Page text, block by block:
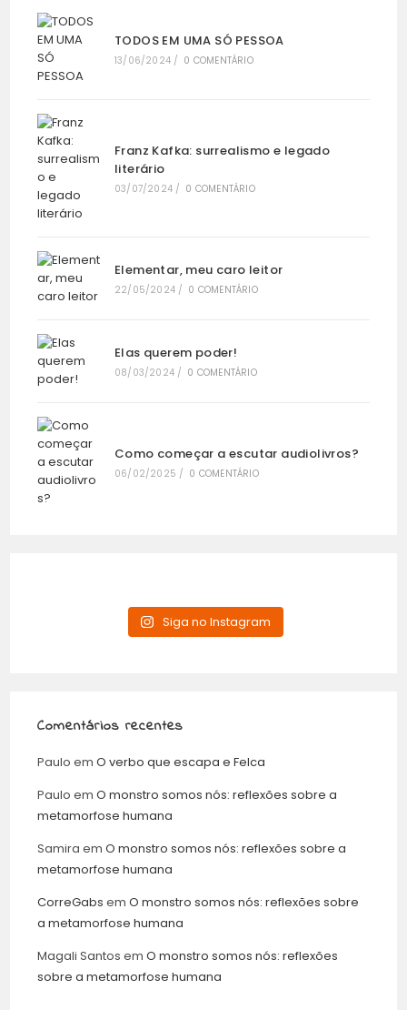
TODOS EM UMA SÓ PESSOA
13/06/2024 / 0 COMENTÁRIO
Franz Kafka: surrealismo e legado
literário
03/07/2024 / 0 COMENTÁRIO
Elementar, meu caro leitor
22/05/2024 / 0 COMENTÁRIO
Elas querem poder!
08/03/2024 / 0 COMENTÁRIO
Como começar a escutar audiolivros?
06/02/2025 / 0 COMENTÁRIO
Siga no Instagram
Comentários recentes
Paulo emO verbo que escapa e Felca
Paulo emO monstro somos nós: reflexões sobre a
metamorfose humana
Samira emO monstro somos nós: reflexões sobre a
metamorfose humana
CorreGabs emO monstro somos nós: reflexões sobre
a metamorfose humana
Magali Santos emO monstro somos nós: reflexões
sobre a metamorfose humana